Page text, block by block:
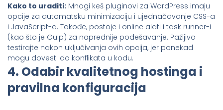
Kako to uraditi: Mnogi keš pluginovi za WordPress imaju
opcije za automatsku minimizaciju i ujednačavanje CSS-a
i JavaScript-a. Takođe, postoje i online alati i task runner-i
(kao što je Gulp) za naprednije podešavanje. Pažljivo
testirajte nakon uključivanja ovih opcija, jer ponekad
mogu dovesti do konflikata u kodu.
4. Odabir kvalitetnog hostinga i
pravilna konfiguracija